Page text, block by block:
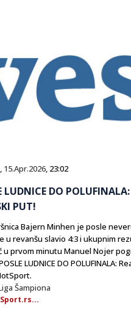
, 15.Apr.2026, 23:02
LUDNICE DO
PUT!
Bajern Minhen je posle
u revanšu slavio 4:3 i ukupnim
u prvom minutu Manuel Nojer
LUDNICE DO
Šampiona